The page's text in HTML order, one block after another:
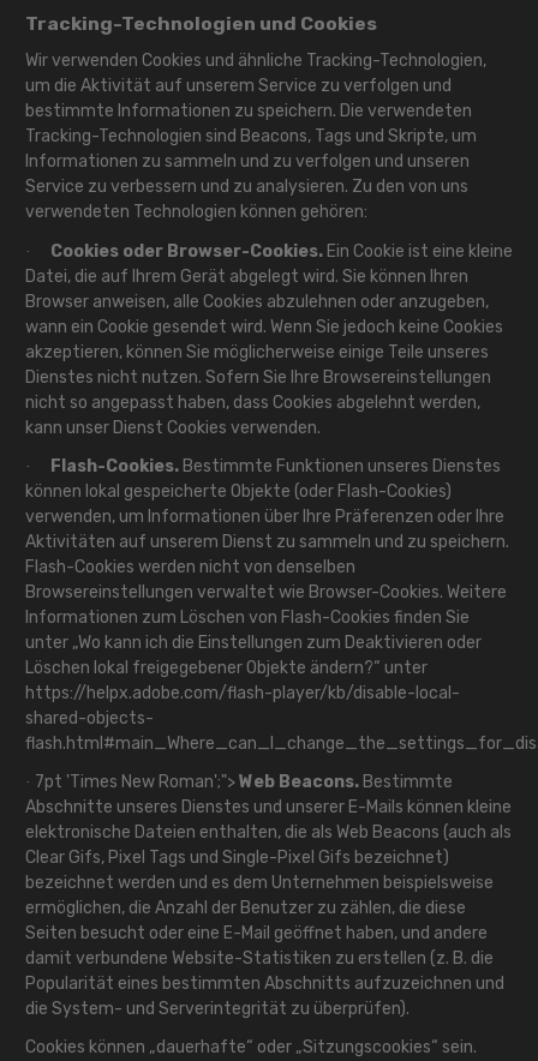
Tracking-Technologien und Cookies
Wir verwenden Cookies und ähnliche Tracking-Technologien,
um die Aktivität auf unserem Service zu verfolgen und
bestimmte Informationen zu speichern. Die verwendeten
Tracking-Technologien sind Beacons, Tags und Skripte, um
Informationen zu sammeln und zu verfolgen und unseren
Service zu verbessern und zu analysieren. Zu den von uns
verwendeten Technologien können gehören:
· Cookies oder Browser-Cookies. Ein Cookie ist eine kleine
Datei, die auf Ihrem Gerät abgelegt wird. Sie können Ihren
Browser anweisen, alle Cookies abzulehnen oder anzugeben,
wann ein Cookie gesendet wird. Wenn Sie jedoch keine Cookies
akzeptieren, können Sie möglicherweise einige Teile unseres
Dienstes nicht nutzen. Sofern Sie Ihre Browsereinstellungen
nicht so angepasst haben, dass Cookies abgelehnt werden,
kann unser Dienst Cookies verwenden.
· Flash-Cookies. Bestimmte Funktionen unseres Dienstes
können lokal gespeicherte Objekte (oder Flash-Cookies)
verwenden, um Informationen über Ihre Präferenzen oder Ihre
Aktivitäten auf unserem Dienst zu sammeln und zu speichern.
Flash-Cookies werden nicht von denselben
Browsereinstellungen verwaltet wie Browser-Cookies. Weitere
Informationen zum Löschen von Flash-Cookies finden Sie
unter „Wo kann ich die Einstellungen zum Deaktivieren oder
Löschen lokal freigegebener Objekte ändern?“ unter
https://helpx.adobe.com/flash-player/kb/disable-local-
shared-objects-
· 7pt 'Times New Roman';">Web Beacons. Bestimmte
Abschnitte unseres Dienstes und unserer E-Mails können kleine
elektronische Dateien enthalten, die als Web Beacons (auch als
Clear Gifs, Pixel Tags und Single-Pixel Gifs bezeichnet)
bezeichnet werden und es dem Unternehmen beispielsweise
ermöglichen, die Anzahl der Benutzer zu zählen, die diese
Seiten besucht oder eine E-Mail geöffnet haben, und andere
damit verbundene Website-Statistiken zu erstellen (z. B. die
Popularität eines bestimmten Abschnitts aufzuzeichnen und
die System- und Serverintegrität zu überprüfen).
Cookies können „dauerhafte“ oder „Sitzungscookies“ sein.